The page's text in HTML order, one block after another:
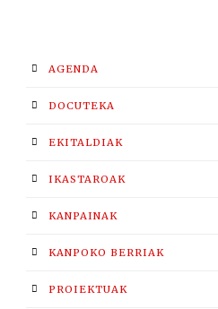
AGENDA
DOCUTEKA
EKITALDIAK
IKASTAROAK
KANPAINAK
KANPOKO BERRIAK
PROIEKTUAK